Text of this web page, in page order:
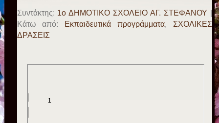
Συντάκτης: 1ο ΔΗΜΟΤΙΚΟ ΣΧΟΛΕΙΟ ΑΓ. ΣΤΕΦΑΝΟΥ
Κάτω από:
Εκπαιδευτικά προγράμματα, ΣΧΟΛΙΚΕΣ
ΔΡΑΣΕΙΣ